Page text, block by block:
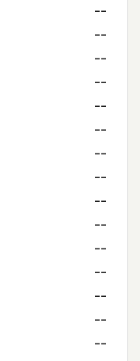
--
--
--
--
--
--
--
--
--
--
--
--
--
--
--